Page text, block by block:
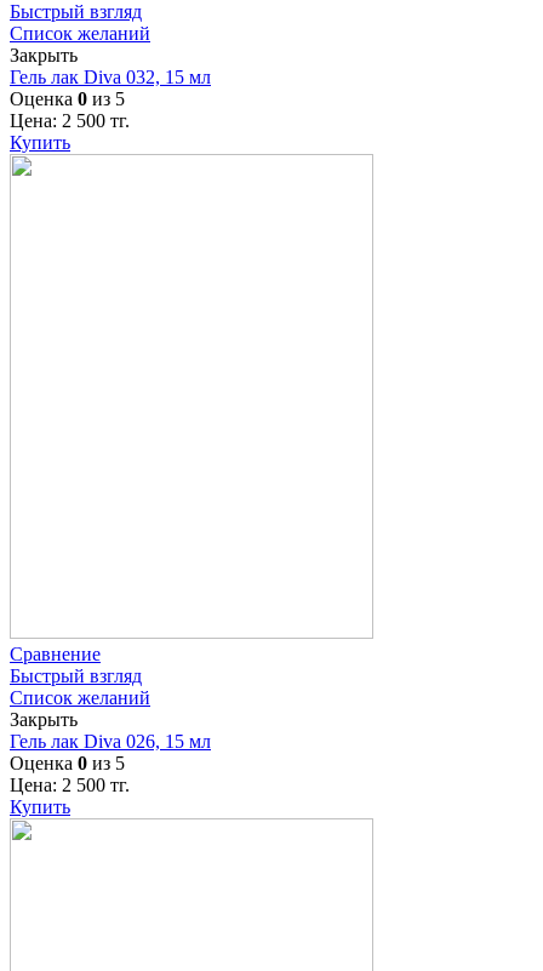
Быстрый взгляд
Список желаний
Закрыть
Гель лак Diva 032, 15 мл
Оценка 0 из 5
Цена: 2 500 тг.
Купить
Сравнение
Быстрый взгляд
Список желаний
Закрыть
Гель лак Diva 026, 15 мл
Оценка 0 из 5
Цена: 2 500 тг.
Купить